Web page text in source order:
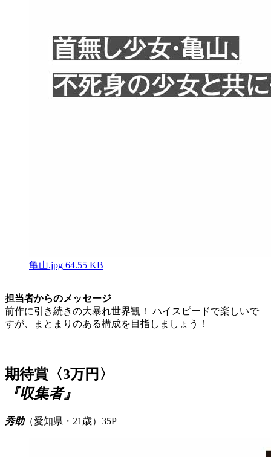
亀山.jpg 64.55 KB
担当者からのメッセージ
前作に引き続きの大暴れ世界観！ ハイスピードで楽しいで
すが、まとまりのある構成を目指しましょう！
期待賞〈3万円〉
『収集者』
秀助（愛知県・21歳）35P